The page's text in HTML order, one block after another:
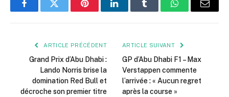
FacebookTwitter PinterestLinkedInTumblr WhatsApp
E-
ARTICLE PRÉCÉDENT
Grand Prix d’Abu Dhabi :
Lando Norris brise la
domination Red Bull et
décroche son premier titre
ARTICLE SUIVANT
GP d’Abu Dhabi F1 – Max
Verstappen commente
l’arrivée : « Aucun regret
après la course »